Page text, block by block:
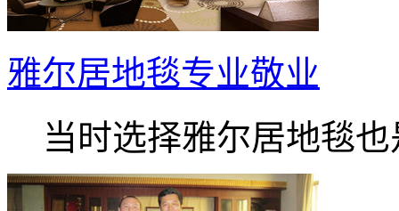
雅尔居地毯专业敬业
当时选择雅尔居地毯也